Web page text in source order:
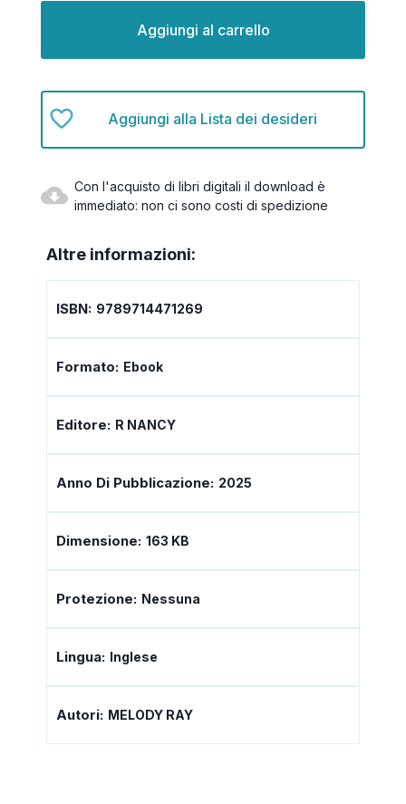
Aggiungi alla Lista dei desideri
Con l'acquisto di libri digitali il download è
immediato: non ci sono costi di spedizione
Altre informazioni:
ISBN: 9789714471269
Formato: Ebook
Editore: R NANCY
Anno Di Pubblicazione: 2025
Dimensione: 163 KB
Protezione: Nessuna
Lingua: Inglese
Autori: MELODY RAY